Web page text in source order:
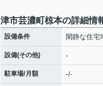
津市芸濃町椋本の詳細情
設備条件 閑静な住宅
設備(その他) -
駐車場/月額 -/-